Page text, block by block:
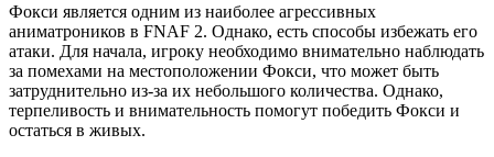
Фокси является одним из наиболее агрессивных
аниматроников в FNAF 2. Однако, есть способы избежать его
атаки. Для начала, игроку необходимо внимательно наблюдать
за помехами на местоположении Фокси, что может быть
затруднительно из-за их небольшого количества. Однако,
терпеливость и внимательность помогут победить Фокси и
остаться в живых.